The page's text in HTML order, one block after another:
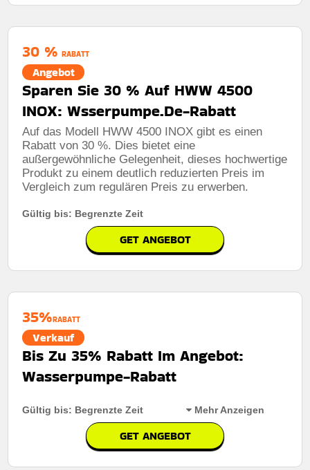
Rabatt:5€ Rabatt auf das gesamte Sortiment für
Kunden, die einkaufen
Mindestkaufbetrag:Keine mindestausgaben
Berechtigung: Für alle Kunden
Bedingungen:
Nutzungsbedingungen auf der Website des Händlers.
30 % RABATT
Angebot
Sparen Sie 30 % Auf HWW 4500
INOX: Wsserpumpe.De-Rabatt
Auf das Modell HWW 4500 INOX gibt es einen
Rabatt von 30 %. Dies bietet eine
außergewöhnliche Gelegenheit, dieses hochwertige
Produkt zu einem deutlich reduzierten Preis im
Vergleich zum regulären Preis zu erwerben.
Gültig bis: Begrenzte Zeit
GET ANGEBOT
35%RABATT
Verkauf
Bis Zu 35% Rabatt Im Angebot:
Wasserpumpe-Rabatt
Gültig bis: Begrenzte Zeit Mehr Anzeigen
GET ANGEBOT